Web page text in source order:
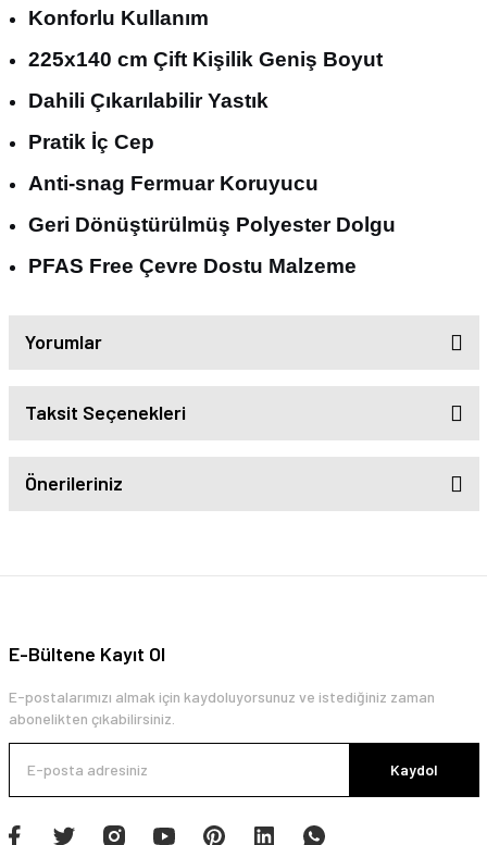
Konforlu Kullanım
225x140 cm Çift Kişilik Geniş Boyut
Dahili Çıkarılabilir Yastık
Pratik İç Cep
Anti-snag Fermuar Koruyucu
Geri Dönüştürülmüş Polyester Dolgu
PFAS Free Çevre Dostu Malzeme
Yorumlar
Taksit Seçenekleri
Önerileriniz
E-Bültene Kayıt Ol
E-postalarımızı almak için kaydoluyorsunuz ve istediğiniz zaman
abonelikten çıkabilirsiniz.
Kaydol